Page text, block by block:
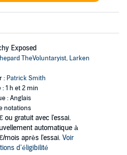
Exposed
TheVoluntaryist, Larken
: Patrick Smith
: 1 h et 2 min
: Anglais
notations
ou gratuit avec l'essai.
automatique à
mois après l'essai. Voir
d'éligibilité